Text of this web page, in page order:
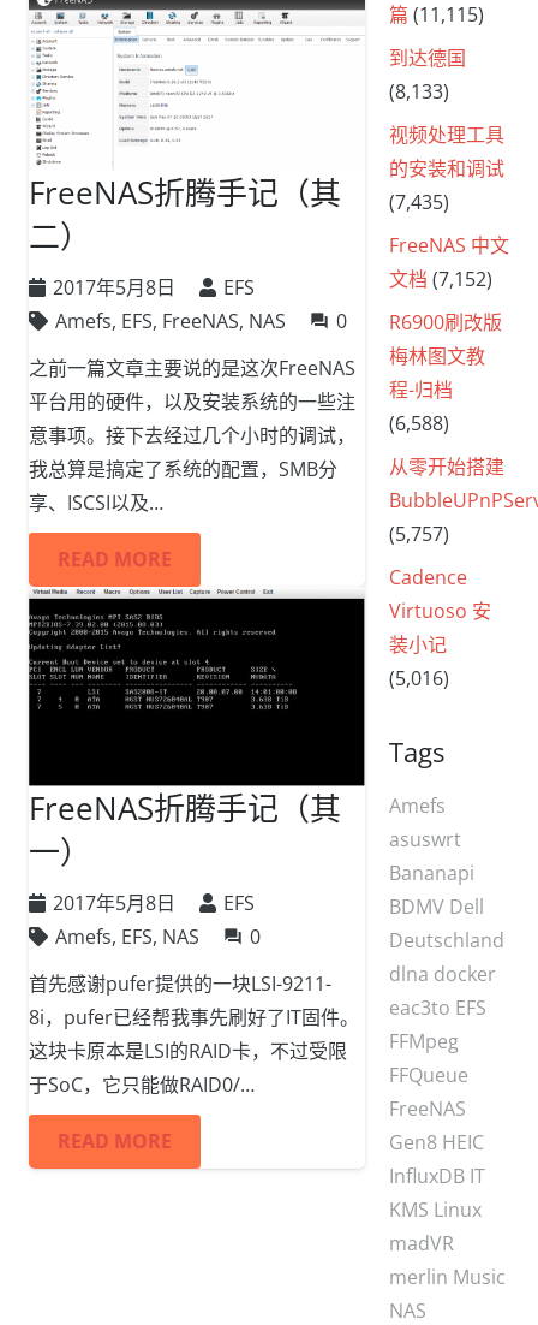
FreeNAS折腾手记（其
二）
2017年5月8日
EFS
Amefs, EFS, FreeNAS, NAS question_answer 0
之前一篇文章主要说的是这次FreeNAS
平台用的硬件，以及安装系统的一些注
意事项。接下去经过几个小时的调试，
我总算是搞定了系统的配置，SMB分
享、ISCSI以及…
READ MORE
FreeNAS折腾手记（其
一）
2017年5月8日
EFS
Amefs, EFS, NAS question_answer 0
首先感谢pufer提供的一块LSI-9211-
8i，pufer已经帮我事先刷好了IT固件。
这块卡原本是LSI的RAID卡，不过受限
于SoC，它只能做RAID0/…
READ MORE
篇 (11,115)
到达德国
(8,133)
视频处理工具
的安装和调试
(7,435)
FreeNAS 中文
文档 (7,152)
R6900刷改版
梅林图文教
程-归档
(6,588)
从零开始搭建
(5,757)
Cadence
Virtuoso 安
装小记
(5,016)
Tags
Amefs
asuswrt
Bananapi
BDMV Dell
Deutschland
dlna docker
eac3to EFS
FFMpeg
FFQueue
FreeNAS
Gen8 HEIC
InfluxDB IT
KMS Linux
madVR
merlin Music
NAS